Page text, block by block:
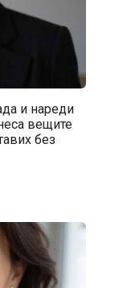
и нареди
вещите
без